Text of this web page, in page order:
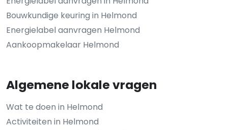
Bouwkundige keuring in Helmond
Energielabel aanvragen Helmond
Aankoopmakelaar Helmond
Algemene lokale vragen
Wat te doen in Helmond
Activiteiten in Helmond